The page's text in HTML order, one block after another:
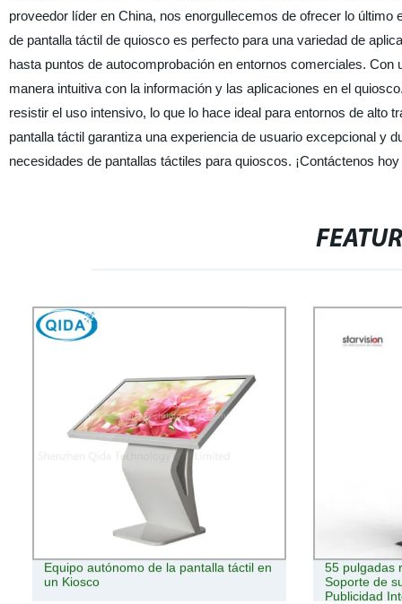
proveedor líder en China, nos enorgullecemos de ofrecer lo
de pantalla táctil de quiosco es perfecto para una variedad de
hasta puntos de autocomprobación en entornos comerciales.
manera intuitiva con la información y las aplicaciones en el
resistir el uso intensivo, lo que lo hace ideal para entornos de alto
pantalla táctil garantiza una experiencia de usuario excepcional y
necesidades de pantallas táctiles para quioscos. ¡Contáctenos
Equipo autónomo de la pantalla táctil en
un Kiosco
55 pulgadas
Soporte de
Publicidad